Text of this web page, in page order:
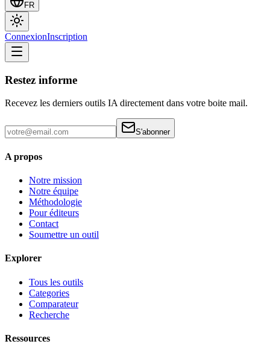
FR
ConnexionInscription
Restez informe
Recevez les derniers outils IA directement dans votre boite mail.
S'abonner
A propos
Notre mission
Notre équipe
Méthodologie
Pour éditeurs
Contact
Soumettre un outil
Explorer
Tous les outils
Categories
Comparateur
Recherche
Ressources